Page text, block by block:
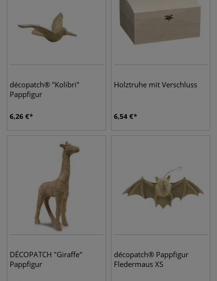
décopatch® "Kolibri"
Pappfigur
6,26 €
Holztruhe mit Verschluss
6,54 €
DÉCOPATCH "Giraffe"
Pappfigur
décopatch® Pappfigur
Fledermaus XS